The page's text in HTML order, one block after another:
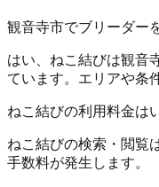
観音寺市でブリーダー
はい、ねこ結びは観音
ています。エリアや条
ねこ結びの利用料金は
ねこ結びの検索・閲覧
手数料が発生します。